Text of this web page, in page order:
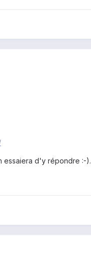
essaiera d'y répondre :-).